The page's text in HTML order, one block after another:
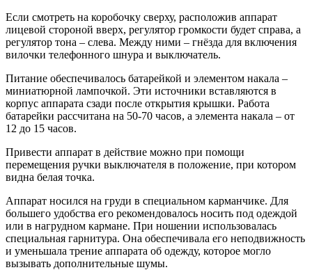
Если смотреть на коробочку сверху, расположив аппарат
лицевой стороной вверх, регулятор громкости будет справа, а
регулятор тона – слева. Между ними – гнёзда для включения
вилочки телефонного шнура и выключатель.
Питание обеспечивалось батарейкой и элементом накала –
миниатюрной лампочкой. Эти источники вставляются в
корпус аппарата сзади после открытия крышки. Работа
батарейки рассчитана на 50-70 часов, а элемента накала – от
12 до 15 часов.
Привести аппарат в действие можно при помощи
перемещения ручки выключателя в положение, при котором
видна белая точка.
Аппарат носился на груди в специальном карманчике. Для
большего удобства его рекомендовалось носить под одеждой
или в нагрудном кармане. При ношении использовалась
специальная гарнитура. Она обеспечивала его неподвижность
и уменьшала трение аппарата об одежду, которое могло
вызывать дополнительные шумы.